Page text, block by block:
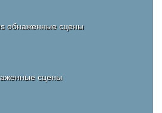
обнаженные сцены
сцены